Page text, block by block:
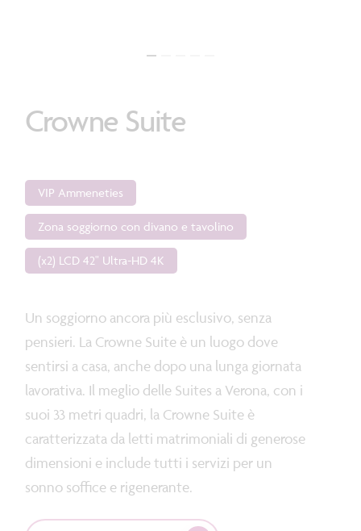
Crowne Suite
VIP Ammeneties
Zona soggiorno con divano e tavolino
(x2) LCD 42" Ultra-HD 4K
Un soggiorno ancora più esclusivo, senza
pensieri. La Crowne Suite è un luogo dove
sentirsi a casa, anche dopo una lunga giornata
lavorativa. Il meglio delle Suites a Verona, con i
suoi 33 metri quadri, la Crowne Suite è
caratterizzata da letti matrimoniali di generose
dimensioni e include tutti i servizi per un
sonno soffice e rigenerante.